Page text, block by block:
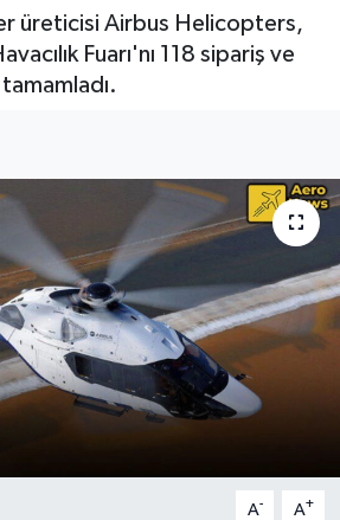
üreticisi Airbus Helicopters,
Fuarı'nı 118 sipariş ve
A- A+